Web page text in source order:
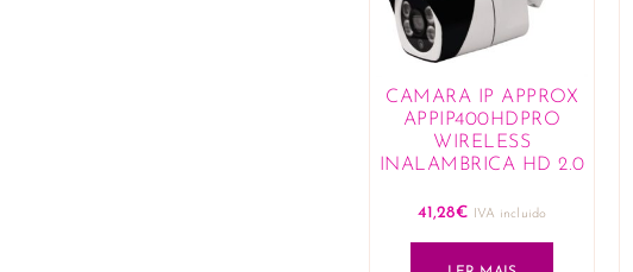
CAMARA IP APPROX
APPIP400HDPRO
WIRELESS
INALAMBRICA HD 2.0
41,28€ IVA incluido